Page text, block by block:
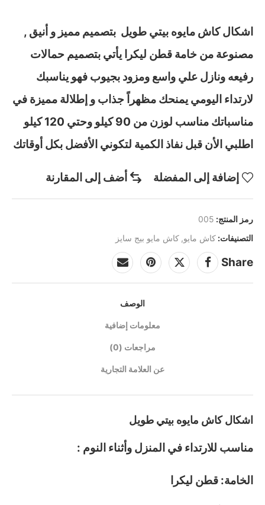
اشكال كاش مايوه بيتي طويل بتصميم مميز و أنيق ,
مصنوعة من خامة قطن ليكرا يأتي بتصميم حمالات
رفيعه ونازل علي واسع ومزود بجيوب فهو يناسبك
لارتداء اليومي يمنحك مظهراً جذاب و إطلالة مميزة في
مناسباتك مناسب لوزن من 90 كيلو وحتي 120 كيلو
اطلبي الأن قبل نفاذ الكمية لتكوني الأفضل بكل أوقاتك
إضافة إلى المفضلة أضف إلى المقارنة
رمز المنتج: 005
التصنيفات: كاش مايو, كاش مايو بيج سايز
Share
الوصف
معلومات إضافية
مراجعات (0)
عن العلامة التجارية
اشكال كاش مايوه بيتي طويل
مناسب للارتداء في المنزل وأثناء النوم :
الخامة: قطن ليكرا